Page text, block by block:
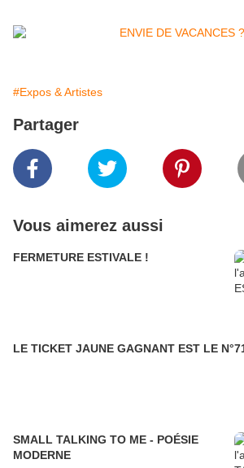
#Expos & Artistes
Partager
Vous aimerez aussi
FERMETURE ESTIVALE !
LE TICKET JAUNE GAGNANT EST LE
SMALL TALKING TO ME - POÉSIE
MODERNE